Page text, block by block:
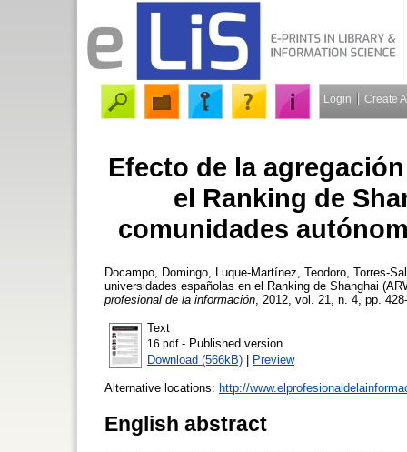
Login Create
Efecto de la
el Ranking de
comunidades
Docampo, Domingo Luque-Martínez, Teodoro Torres-
universidades españolas en el Ranking de Shanghai
profesional de la información , 2012, vol. 21, n. 4, pp.
Text
16.pdf- Published version
Download (566kB) | Preview
Alternative locations: http://
English abstract